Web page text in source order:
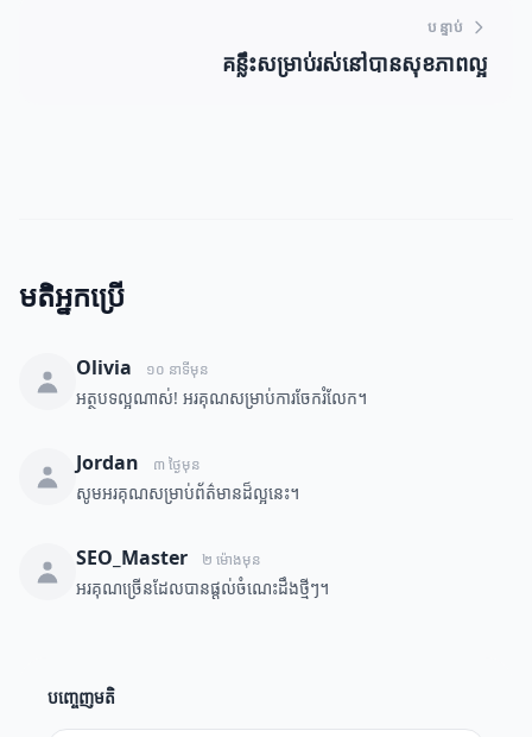
បន្ទាប់
គន្លឹះសម្រាប់រស់នៅបានសុខភាពល្អ
មតិអ្នកប្រើ
Olivia ១០ នាទីមុន
អត្ថបទល្អណាស់! អរគុណសម្រាប់ការចែករំលែក។
Jordan ៣ ថ្ងៃមុន
សូមអរគុណសម្រាប់ព័ត៌មានដ៏ល្អនេះ។
SEO_Master ២ ម៉ោងមុន
អរគុណច្រើនដែលបានផ្តល់ចំណេះដឹងថ្មីៗ។
បញ្ចេញមតិ